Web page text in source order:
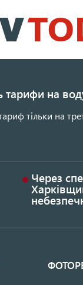
до
основного
тарифи на
тільки на
Через